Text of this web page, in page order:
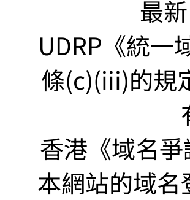
最
UDRP《統一
條(c)(iii)的規
香港《域名
本網站的域